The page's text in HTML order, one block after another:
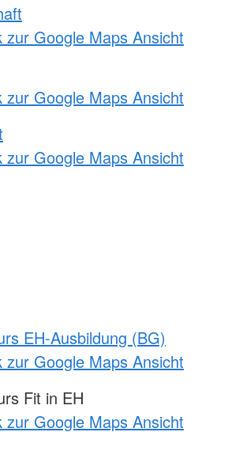
zur Google Maps Ansicht
zur Google Maps Ansicht
zur Google Maps Ansicht
EH-Ausbildung (BG)
zur Google Maps Ansicht
Fit in EH
zur Google Maps Ansicht